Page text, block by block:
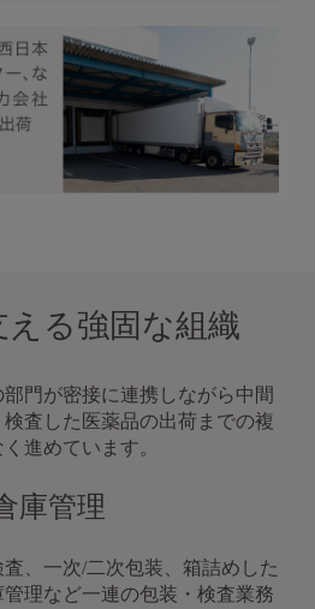
る強固な組織
門が密接に連携しながら中間
査した医薬品の出荷までの複
進めています。
庫管理
、一次/二次包装、箱詰めした
理など一連の包装・検査業務